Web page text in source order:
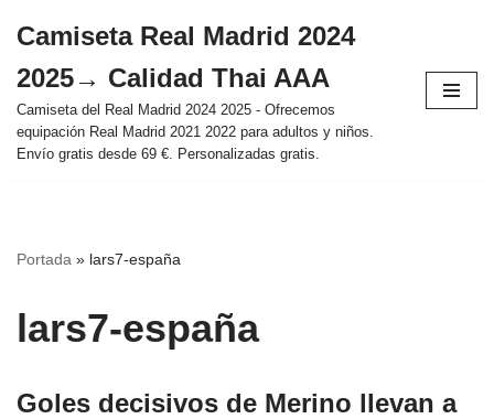
al
contenido
Camiseta Real Madrid 2024
2025→ Calidad Thai AAA
Camiseta del Real Madrid 2024 2025 - Ofrecemos
equipación Real Madrid 2021 2022 para adultos y niños.
Envío gratis desde 69 €. Personalizadas gratis.
Portada » lars7-españa
lars7-españa
Goles decisivos de Merino llevan a